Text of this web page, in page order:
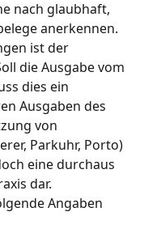
nach glaubhaft,
anerkennen.
ist der
die Ausgabe vom
dies ein
Ausgaben des
von
Parkuhr, Porto)
eine durchaus
dar.
Angaben